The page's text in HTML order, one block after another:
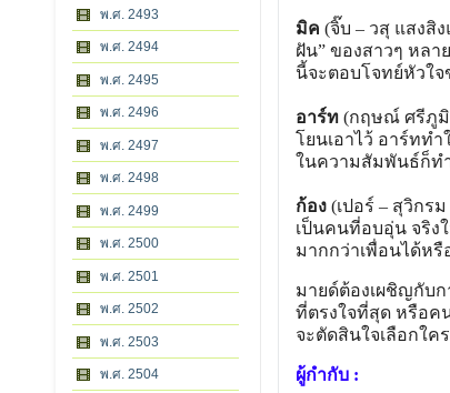
พ.ศ. 2493
พ.ศ. 2494
พ.ศ. 2495
พ.ศ. 2496
พ.ศ. 2497
พ.ศ. 2498
พ.ศ. 2499
พ.ศ. 2500
พ.ศ. 2501
พ.ศ. 2502
พ.ศ. 2503
พ.ศ. 2504
มิค (จิ๊บ – วสุ แสงสิ
ฝัน” ของสาวๆ หล
นี้จะตอบโจทย์หัวใจ
อาร์ท(กฤษณ์ ศรีภูมิ
โยนเอาไว้ อาร์ทท
ในความสัมพันธ์ก็ท
ก้อง(เปอร์ – สุวิกร
เป็นคนที่อบอุ่น จริง
มากกว่าเพื่อนได้หรื
มายด์ต้องเผชิญกับ
ที่ตรงใจที่สุด หรือค
จะตัดสินใจเลือกใค
ผู้กำกับ :